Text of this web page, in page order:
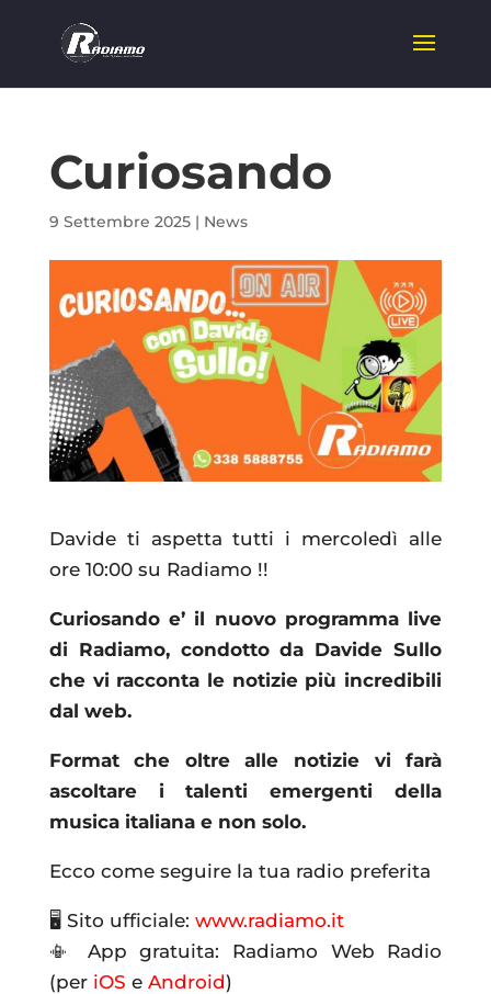
Curiosando
9 Settembre 2025| News
Davide ti aspetta tutti i mercoledì alle
ore 10:00 su Radiamo !!
Curiosando e’ il nuovo programma live
di Radiamo, condotto da Davide Sullo
che vi racconta le notizie più incredibili
dal web.
Format che oltre alle notizie vi farà
ascoltare i talenti emergenti della
musica italiana e non solo.
Ecco come seguire la tua radio preferita
🖥 Sito ufficiale: www.radiamo.it
📳 App gratuita: Radiamo Web Radio
(periOS e Android)